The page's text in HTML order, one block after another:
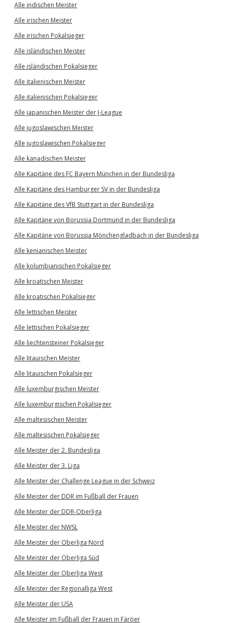
Alle indischen Meister
Alle irischen Meister
Alle irischen Pokalsieger
Alle isländischen Meister
Alle isländischen Pokalsieger
Alle italienischen Meister
Alle italienischen Pokalsieger
Alle japanischen Meister der J-League
Alle jugoslawischen Meister
Alle jugoslawischen Pokalsieger
Alle kanadischen Meister
Alle Kapitäne des FC Bayern München in der Bundesliga
Alle Kapitäne des Hamburger SV in der Bundesliga
Alle Kapitäne des VfB Stuttgart in der Bundesliga
Alle Kapitäne von Borussia Dortmund in der Bundesliga
Alle Kapitäne von Borussia Mönchengladbach in der Bundesliga
Alle kenianischen Meister
Alle kolumbianischen Pokalsieger
Alle kroatischen Meister
Alle kroatischen Pokalsieger
Alle lettischen Meister
Alle lettischen Pokalsieger
Alle liechtensteiner Pokalsieger
Alle litauischen Meister
Alle litauischen Pokalsieger
Alle luxemburgischen Meister
Alle luxemburgischen Pokalsieger
Alle maltesischen Meister
Alle maltesischen Pokalsieger
Alle Meister der 2. Bundesliga
Alle Meister der 3. Liga
Alle Meister der Challenge League in der Schweiz
Alle Meister der DDR im Fußball der Frauen
Alle Meister der DDR-Oberliga
Alle Meister der NWSL
Alle Meister der Oberliga Nord
Alle Meister der Oberliga Süd
Alle Meister der Oberliga West
Alle Meister der Regionalliga West
Alle Meister der USA
Alle Meister im Fußball der Frauen in Färöer